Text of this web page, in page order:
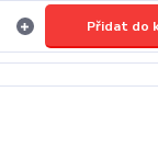
Přidat do